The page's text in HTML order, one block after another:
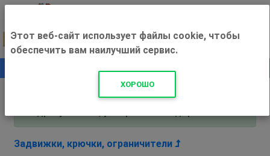
+500 ₽
Внимание! С 3 августа магазин работает по
Задвижки, крючки, ограничители
Этот веб-сайт использует файлы cookie, чтобы
обеспечить вам наилучший сервис.
ХОРОШО